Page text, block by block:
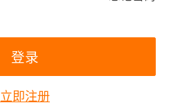
立即注册